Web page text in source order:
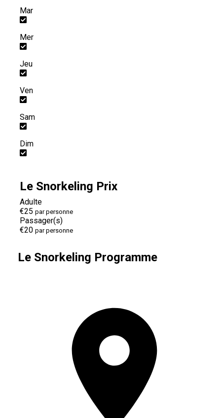
Mar
Mer
Jeu
Ven
Sam
Dim
Le Snorkeling Prix
Adulte
€25 par personne
Passager(s)
€20 par personne
Le Snorkeling Programme